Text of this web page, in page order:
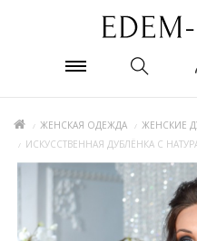
ЖЕНСКАЯ ОДЕЖДА
ЖЕНСКИЕ
ИСКУССТВЕННАЯ ДУБЛЁНКА С